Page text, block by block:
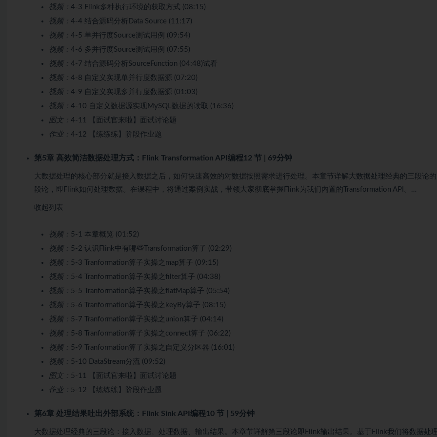
视频： 4-3 Flink多种执行环境的获取方式 (08:15)
视频： 4-4 结合源码分析Data Source (11:17)
视频： 4-5 单并行度Source测试用例 (09:54)
视频： 4-6 多并行度Source测试用例 (07:55)
视频： 4-7 结合源码分析SourceFunction (04:48)试看
视频： 4-8 自定义实现单并行度数据源 (07:20)
视频： 4-9 自定义实现多并行度数据源 (01:03)
视频： 4-10 自定义数据源实现MySQL数据的读取 (16:36)
图文： 4-11 【面试官来啦】面试讨论题
作业： 4-12 【练练练】阶段作业题
第5章 高效简洁数据处理方式：Flink Transformation API编程12 节 | 69分钟
大数据处理的核心部分就是接入数据之后，如何快速高效的对数据按照需求进行处理。本章节详解大数据处理经典的三段论
段论，即Flink如何处理数据。在课程中，将通过案例实战，带领大家彻底掌握Flink为我们内置的Transformation API。…
收起列表
视频： 5-1 本章概览 (01:52)
视频： 5-2 认识Flink中有哪些Transformation算子 (02:29)
视频： 5-3 Tranformation算子实操之map算子 (09:15)
视频： 5-4 Tranformation算子实操之filter算子 (04:38)
视频： 5-5 Tranformation算子实操之flatMap算子 (05:54)
视频： 5-6 Tranformation算子实操之keyBy算子 (08:15)
视频： 5-7 Tranformation算子实操之union算子 (04:14)
视频： 5-8 Tranformation算子实操之connect算子 (06:22)
视频： 5-9 Tranformation算子实操之自定义分区器 (16:01)
视频： 5-10 DataStream分流 (09:52)
图文： 5-11 【面试官来啦】面试讨论题
作业： 5-12 【练练练】阶段作业题
第6章 处理结果吐出外部系统：Flink Sink API编程10 节 | 59分钟
大数据处理经典的三段论：接入数据、处理数据、输出结果。本章节详解第三段论即Flink输出结果。基于Flink我们将数据处